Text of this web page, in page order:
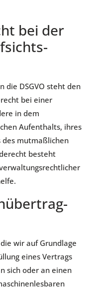
bei der
die DSGVO steht den
bei einer
in dem
Aufenthalts, ihres
des mutmaßlichen
besteht
wir auf Grundlage
eines Vertrags
sich oder an einen